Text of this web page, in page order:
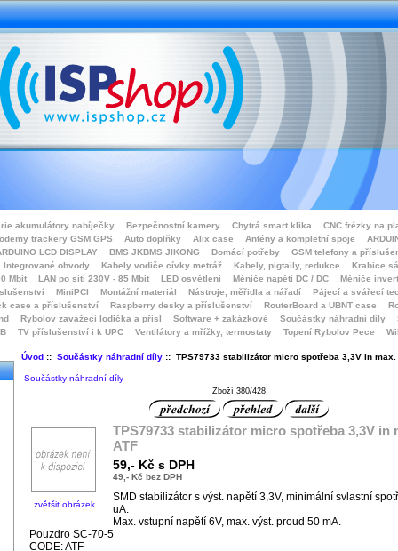
akumulátory nabíječky Bezpečnostní kamery Chytrá smart klika
CNC frézky na
trackery GSM GPS
Auto doplňky Alix case Antény a kompletní spoje
LCD DISPLAY
BMS JKBMS JIKONG Domácí potřeby
GSM telefony a
Integrované obvody
Kabely vodiče cívky metráž Kabely, pigtaily, redukce
Krabice
Mbit
LAN po síti 230V - 85 Mbit LED osvětlení Měniče napětí DC / DC
Měniče
MiniPCI Montážní materiál Nástroje, měřidla a nářadí
Pájecí a svářecí
case a příslušenství
Raspberry desky a příslušenství RouterBoard a UBNT case
Rybolov zavážecí lodička a přísl Software + zakázkové Součástky náhradní díly
TV příslušenství i k UPC Ventilátory a mřížky, termostaty Topení Rybolov Pece
Úvod:: Součástky náhradní díly:: TPS79733 stabilizátor micro spotřeba 3,3V in max.
Součástky náhradní díly
Zboží 380/428
zvětšit obrázek
TPS79733 stabilizátor micro spotřeba 3,3V in
ATF
59,- Kč s DPH
49,- Kč bez DPH
SMD stabilizátor s výst. napětí 3,3V, minimální svlastní
uA.
Max. vstupní napětí 6V, max. výst. proud 50 mA.
Pouzdro SC-70-5
CODE: ATF